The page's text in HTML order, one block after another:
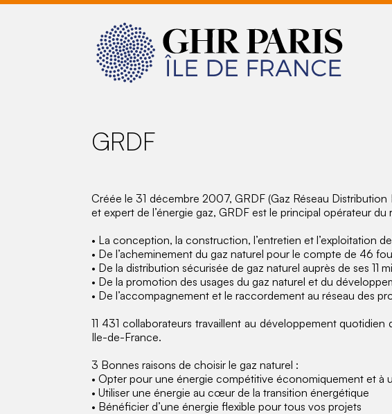
GRDF
Créée le 31 décembre 2007, GRDF (Gaz Réseau
et expert de l’énergie gaz, GRDF est le principal opérateur
• La conception, la construction, l’entretien et l’exploitation
• De l’acheminement du gaz naturel pour le compte de 46
• De la distribution sécurisée de gaz naturel auprès de ses 11
• De la promotion des usages du gaz naturel et du
• De l’accompagnement et le raccordement au réseau des
11 431 collaborateurs travaillent au développement
Ile-de-France.
3 Bonnes raisons de choisir le gaz naturel :
• Opter pour une énergie compétitive économiquement et à
• Utiliser une énergie au cœur de la transition énergétique
• Bénéficier d’une énergie flexible pour tous vos projets